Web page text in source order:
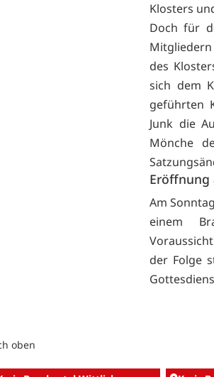
Klosters
Doch für
des
sich dem
geführten
Junk die
Mönche
Eröffnung
Am
einem
der Folge
oben